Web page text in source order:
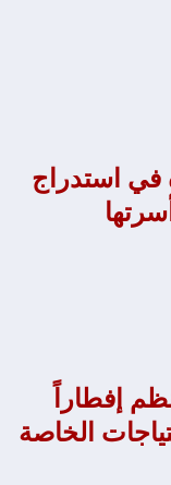
في استدراج
إفطاراً
الخاصة